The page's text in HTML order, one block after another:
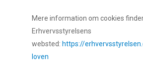
Mere information om cookies
Erhvervsstyrelsens
websted: https://
loven